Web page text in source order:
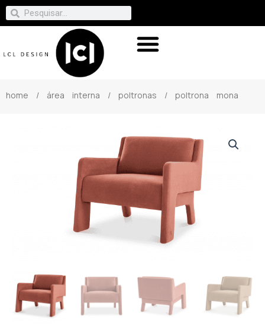
home / área interna / poltronas / poltrona mona